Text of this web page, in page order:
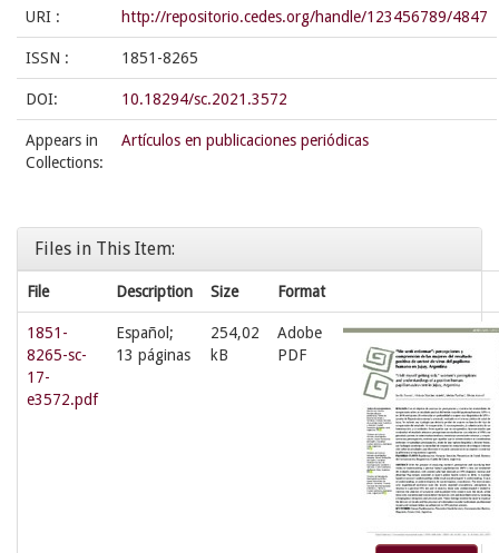
URI : http://repositorio.cedes.org/handle/123456789/4847
ISSN : 1851-8265
DOI: 10.18294/sc.2021.3572
Appears in
Collections:
Artículos en publicaciones periódicas
Files in This Item:
File Description Size Format
1851-
8265-sc-
17-
e3572.pdf
Español;
13 páginas
254,02
kB
Adobe
PDF